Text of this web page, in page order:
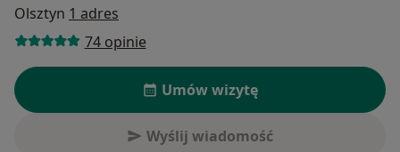
Olsztyn 1 adres
74 opinie
Umów wizytę
Wyślij wiadomość